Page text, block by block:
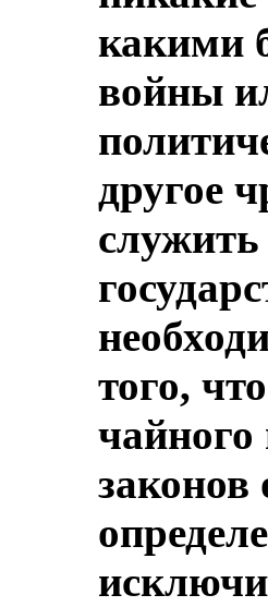
какими
войны
другое
того,
чайного